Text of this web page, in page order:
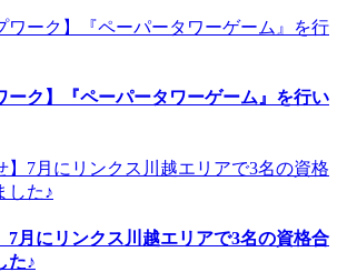
ーク】『ペーパータワーゲーム』を行い
7月にリンクス川越エリアで3名の資格合
た♪